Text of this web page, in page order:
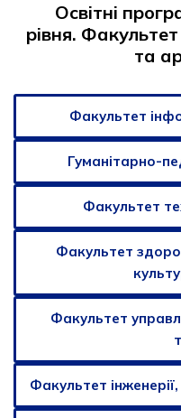
Освітні
рівня.
та
Факультет
Гуманітарно-
Факультет
Факультет
Факультет
Факультет